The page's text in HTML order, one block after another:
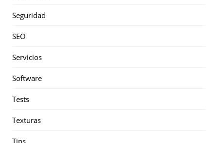
Seguridad
SEO
Servicios
Software
Tests
Texturas